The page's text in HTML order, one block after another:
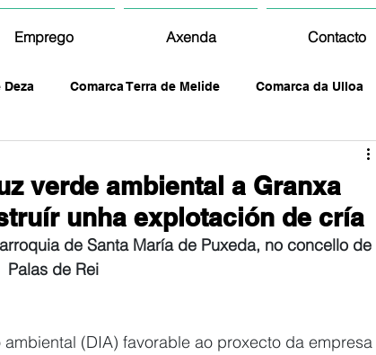
Emprego Axenda Contacto
Deza Comarca Terra de Melide Comarca da Ulloa
verde ambiental a Granxa
unha explotación de cría
de Santa María de Puxeda, no concello de
Palas de Rei
(DIA) favorable ao proxecto da empresa